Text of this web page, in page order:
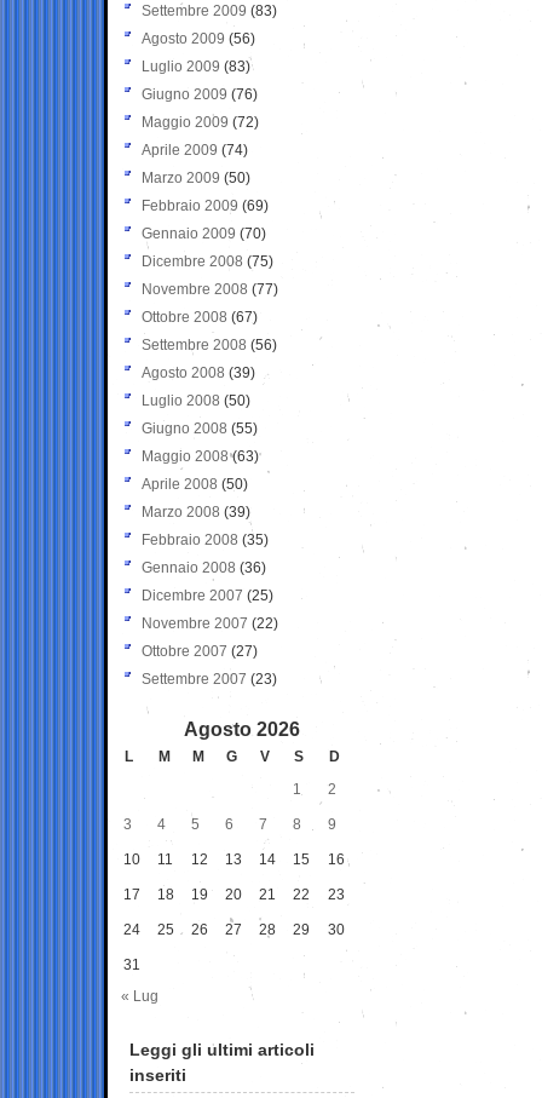
Settembre 2009 (83)
Agosto 2009 (56)
Luglio 2009 (83)
Giugno 2009 (76)
Maggio 2009 (72)
Aprile 2009 (74)
Marzo 2009 (50)
Febbraio 2009 (69)
Gennaio 2009 (70)
Dicembre 2008 (75)
Novembre 2008 (77)
Ottobre 2008 (67)
Settembre 2008 (56)
Agosto 2008 (39)
Luglio 2008 (50)
Giugno 2008 (55)
Maggio 2008(63)
Aprile 2008 (50)
Marzo 2008 (39)
Febbraio 2008 (35)
Gennaio 2008 (36)
Dicembre 2007 (25)
Novembre 2007 (22)
Ottobre 2007 (27)
Settembre 2007 (23)
Agosto 2026
L M M G V S
D
1
2
3 4 5 6 7 8 9
10 11 12 13 14 15 16
17 18 19 20 21 22 23
24 25 26 27 28 29 30
31
« Lug
Leggi gli ultimi articoli
inseriti